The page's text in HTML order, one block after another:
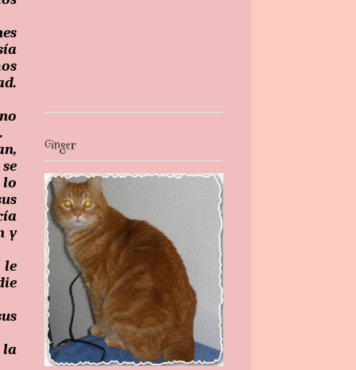
lo
y
le
la
Ginger